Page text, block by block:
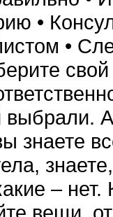
•
•
выбрали.
знаете
– нет.